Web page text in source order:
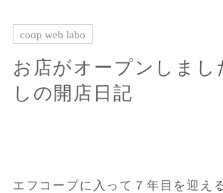
coop web labo
お店がオープンしま
しの開店
エフコープに入って７年目を迎え